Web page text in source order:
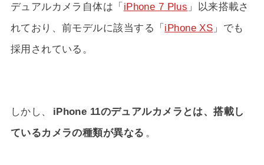
デュアルカメラ自体は「 iPhone 7 Plus 」以来搭載さ
れており、前モデルに該当する「 iPhone XS 」でも
採用されている。
しかし、
iPhone 11のデュアルカメラとは、搭載し
ているカメラの種類が異なる 。